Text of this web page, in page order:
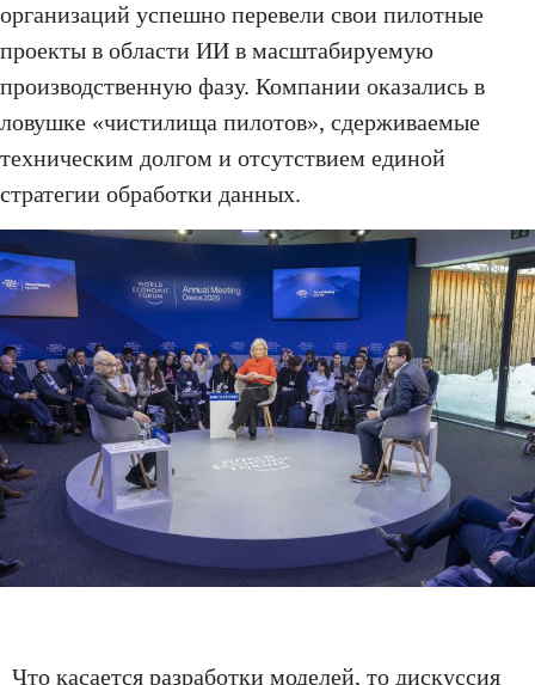
организаций успешно перевели свои пилотные
проекты в области ИИ в масштабируемую
производственную фазу. Компании оказались в
ловушке «чистилища пилотов», сдерживаемые
техническим долгом и отсутствием единой
стратегии обработки данных.
Что касается разработки моделей, то дискуссия